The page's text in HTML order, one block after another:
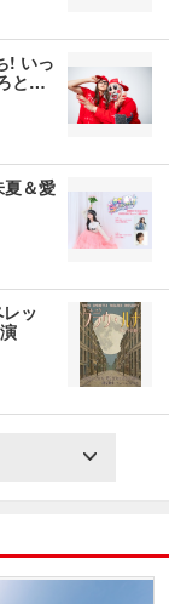
! いっ
と…
＆愛
ッ